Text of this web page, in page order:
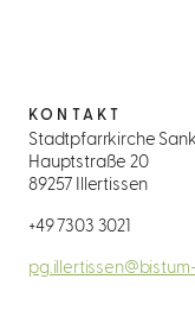
KONTAKT
Stadtpfarrkirche
Hauptstraße 20
89257 Illertissen
+49 7303 3021